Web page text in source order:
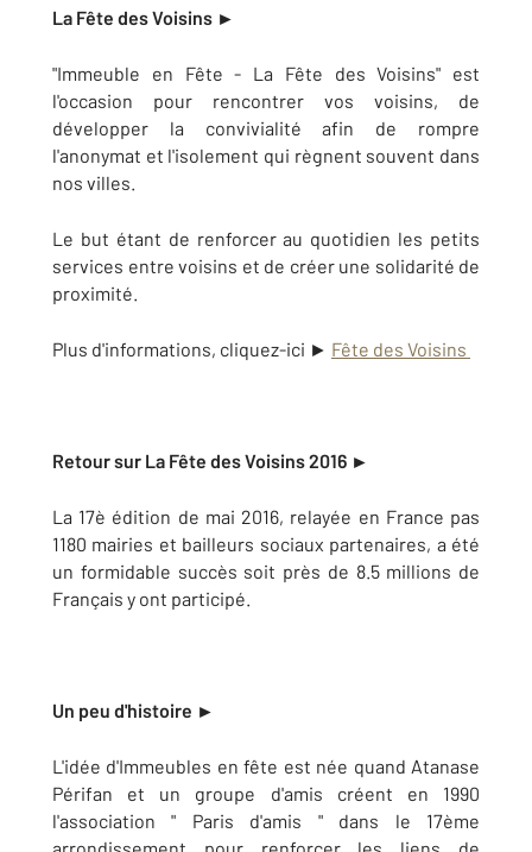
La Fête des Voisins ►
"Immeuble en Fête - La Fête des Voisins" est
l'occasion pour rencontrer vos voisins, de
développer la convivialité afin de rompre
l'anonymat et l'isolement qui règnent souvent dans
nos villes.
Le but étant de renforcer au quotidien les petits
services entre voisins et de créer une solidarité de
proximité.
Plus d'informations, cliquez-ici ► Fête des Voisins
Retour sur La Fête des Voisins 2016 ►
La 17è édition de mai 2016, relayée en France pas
1180 mairies et bailleurs sociaux partenaires, a été
un formidable succès soit près de 8.5 millions de
Français y ont participé.
Un peu d'histoire ►
L'idée d'Immeubles en fête est née quand Atanase
Périfan et un groupe d'amis créent en 1990
l'association " Paris d'amis " dans le 17ème
arrondissement pour renforcer les liens de